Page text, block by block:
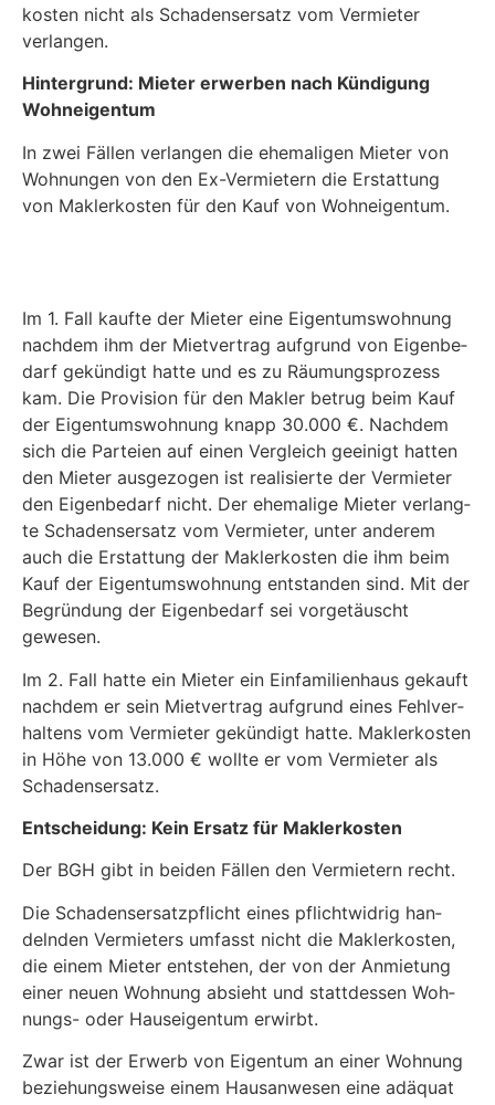
kos­ten nicht als Scha­dens­er­satz vom Ver­mie­ter
verlangen.
Hin­ter­grund: Mie­ter erwer­ben nach Kün­di­gung
Wohneigentum
In zwei Fäl­len ver­lan­gen die ehe­ma­li­gen Mie­ter von
Woh­nun­gen von den Ex-Ver­mie­tern die Erstat­tung
von Mak­ler­kos­ten für den Kauf von Wohneigentum.
Im 1. Fall kauf­te der Mie­ter eine Eigen­tums­woh­nung
nach­dem ihm der Miet­ver­trag auf­grund von Eigen­be­
darf gekün­digt hat­te und es zu Räu­mungs­pro­zess
kam. Die Pro­vi­si­on für den Mak­ler betrug beim Kauf
der Eigen­tums­woh­nung knapp 30.000 €. Nach­dem
sich die Par­tei­en auf einen Ver­gleich geei­nigt hat­ten
den Mie­ter aus­ge­zo­gen ist rea­li­sier­te der Ver­mie­ter
den Eigen­be­darf nicht. Der ehe­ma­li­ge Mie­ter ver­lang­
te Scha­dens­er­satz vom Ver­mie­ter, unter ande­rem
auch die Erstat­tung der Mak­ler­kos­ten die ihm beim
Kauf der Eigen­tums­woh­nung ent­stan­den sind. Mit der
Begrün­dung der Eigen­be­darf sei vor­ge­täuscht
gewesen.
Im 2. Fall hat­te ein Mie­ter ein Ein­fa­mi­li­en­haus gekauft
nach­dem er sein Miet­ver­trag auf­grund eines Fehl­ver­
hal­tens vom Ver­mie­ter gekün­digt hat­te. Mak­ler­kos­ten
in Höhe von 13.000 € woll­te er vom Ver­mie­ter als
Schadensersatz.
Ent­schei­dung: Kein Ersatz für Maklerkosten
Der BGH gibt in bei­den Fäl­len den Ver­mie­tern recht.
Die Scha­dens­er­satz­pflicht eines pflicht­wid­rig han­
deln­den Ver­mie­ters umfasst nicht die Mak­ler­kos­ten,
die einem Mie­ter ent­ste­hen, der von der Anmie­tung
einer neu­en Woh­nung absieht und statt­des­sen Woh­
nungs- oder Haus­ei­gen­tum erwirbt.
Zwar ist der Erwerb von Eigen­tum an einer Woh­nung
bezie­hungs­wei­se einem Haus­an­we­sen eine adäquat